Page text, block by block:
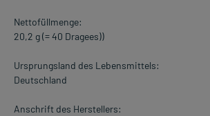
Nettofüllmenge:
20,2 g (= 40 Dragees))
Ursprungsland des Lebensmittels:
Deutschland
Anschrift des Herstellers: